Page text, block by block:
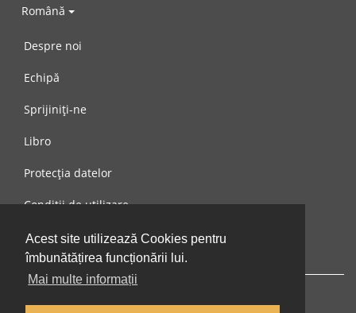
Acest site utilizează Cookies pentru
îmbunătățirea funcționării lui.
Mai multe informații
Română
Despre noi
Echipă
Sprijiniți-ne
Libro
Protecția datelor
Condiții de utilizare
Mesaj către noi